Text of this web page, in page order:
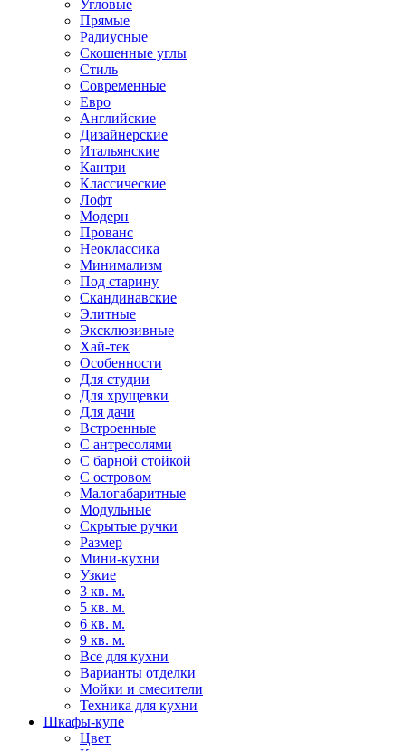
Угловые
Прямые
Радиусные
Скошенные углы
Стиль
Современные
Евро
Английские
Дизайнерские
Итальянские
Кантри
Классические
Лофт
Модерн
Прованс
Неоклассика
Минимализм
Под старину
Скандинавские
Элитные
Эксклюзивные
Хай-тек
Особенности
Для студии
Для хрущевки
Для дачи
Встроенные
С антресолями
С барной стойкой
С островом
Малогабаритные
Модульные
Скрытые ручки
Размер
Мини-кухни
Узкие
3 кв. м.
5 кв. м.
6 кв. м.
9 кв. м.
Все для кухни
Варианты отделки
Мойки и смесители
Техника для кухни
Шкафы-купе
Цвет